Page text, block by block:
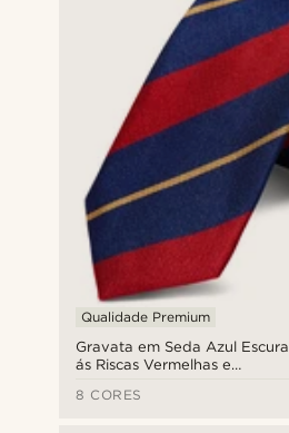
Gravata em Seda Azul Escura
ás Riscas Vermelhas e
Qualidade Premium
8 CORES